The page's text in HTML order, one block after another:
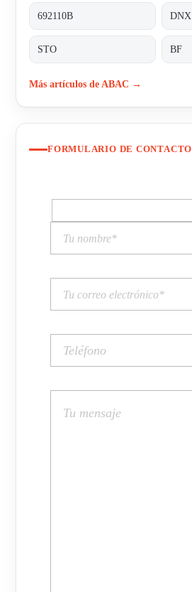
692110B
STO BF
Más artículos de ABAC →
FORMULARIO DE CONTACTO